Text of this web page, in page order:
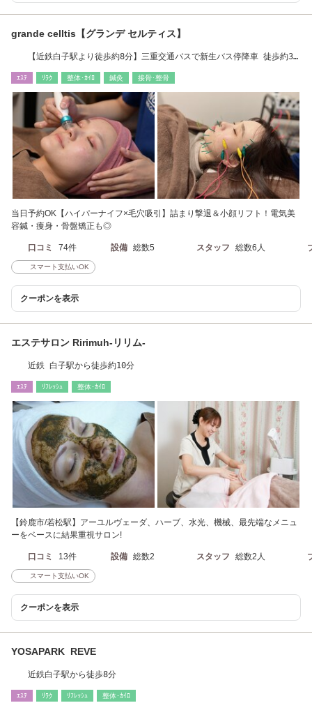
grande celltis【グランデ セルティス】
【近鉄白子駅より徒歩約8分】三重交通バスで新生バス停降車 徒歩約3
ｴｽﾃ ﾘﾗｸ 整体･ｶｲﾛ 鍼灸 接骨･整骨
当日予約OK【ハイパーナイフ×毛穴吸引】詰まり撃退＆小顔リフト！電気美
容鍼・痩身・骨盤矯正も◎
口コミ 74件 設備 総数5 スタッフ 総数6人
スマート支払いOK
クーポンを表示
エステサロン Ririmuh-リリム-
近鉄 白子駅から徒歩約10分
ｴｽﾃ ﾘﾌﾚｯｼｭ 整体･ｶｲﾛ
【鈴鹿市/若松駅】アーユルヴェーダ、ハーブ、水光、機械、最先端なメニュ
ーをベースに結果重視サロン!
口コミ 13件 設備 総数2 スタッフ 総数2人
スマート支払いOK
クーポンを表示
YOSAPARK REVE
近鉄白子駅から徒歩8分
ｴｽﾃ ﾘﾗｸ ﾘﾌﾚｯｼｭ 整体･ｶｲﾛ